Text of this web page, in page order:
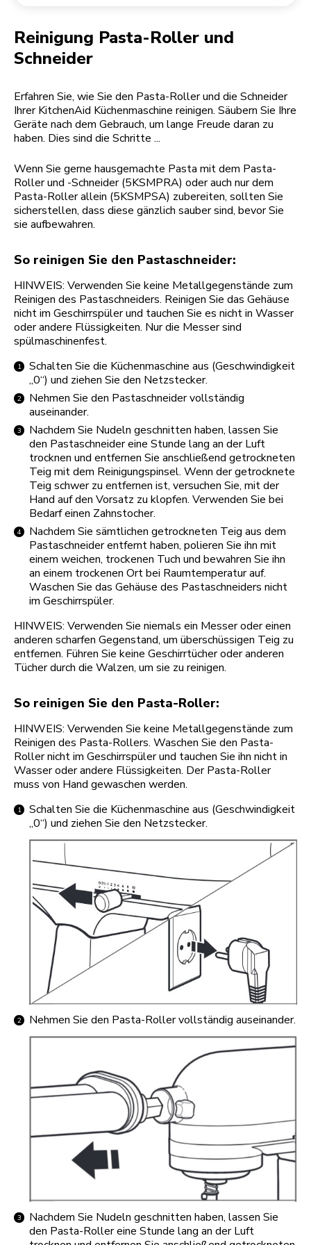
Reinigung Pasta-Roller und
Schneider
Erfahren Sie, wie Sie den Pasta-Roller und die Schneider
Ihrer KitchenAid Küchenmaschine reinigen. Säubern Sie Ihre
Geräte nach dem Gebrauch, um lange Freude daran zu
haben. Dies sind die Schritte ...
Wenn Sie gerne hausgemachte Pasta mit dem Pasta-
Roller und -Schneider (5KSMPRA) oder auch nur dem
Pasta-Roller allein (5KSMPSA) zubereiten, sollten Sie
sicherstellen, dass diese gänzlich sauber sind, bevor Sie
sie aufbewahren.
So reinigen Sie den Pastaschneider:
HINWEIS: Verwenden Sie keine Metallgegenstände zum
Reinigen des Pastaschneiders. Reinigen Sie das Gehäuse
nicht im Geschirrspüler und tauchen Sie es nicht in Wasser
oder andere Flüssigkeiten. Nur die Messer sind
spülmaschinenfest.
Schalten Sie die Küchenmaschine aus (Geschwindigkeit
„0“) und ziehen Sie den Netzstecker.
Nehmen Sie den Pastaschneider vollständig
auseinander.
Nachdem Sie Nudeln geschnitten haben, lassen Sie
den Pastaschneider eine Stunde lang an der Luft
trocknen und entfernen Sie anschließend getrockneten
Teig mit dem Reinigungspinsel. Wenn der getrocknete
Teig schwer zu entfernen ist, versuchen Sie, mit der
Hand auf den Vorsatz zu klopfen. Verwenden Sie bei
Bedarf einen Zahnstocher.
Nachdem Sie sämtlichen getrockneten Teig aus dem
Pastaschneider entfernt haben, polieren Sie ihn mit
einem weichen, trockenen Tuch und bewahren Sie ihn
an einem trockenen Ort bei Raumtemperatur auf.
Waschen Sie das Gehäuse des Pastaschneiders nicht
im Geschirrspüler.
HINWEIS: Verwenden Sie niemals ein Messer oder einen
anderen scharfen Gegenstand, um überschüssigen Teig zu
entfernen. Führen Sie keine Geschirrtücher oder anderen
Tücher durch die Walzen, um sie zu reinigen.
So reinigen Sie den Pasta-Roller:
HINWEIS: Verwenden Sie keine Metallgegenstände zum
Reinigen des Pasta-Rollers. Waschen Sie den Pasta-
Roller nicht im Geschirrspüler und tauchen Sie ihn nicht in
Wasser oder andere Flüssigkeiten. Der Pasta-Roller
muss von Hand gewaschen werden.
Schalten Sie die Küchenmaschine aus (Geschwindigkeit
„0“) und ziehen Sie den Netzstecker.
Nehmen Sie den Pasta-Roller vollständig auseinander.
Nachdem Sie Nudeln geschnitten haben, lassen Sie
den Pasta-Roller eine Stunde lang an der Luft